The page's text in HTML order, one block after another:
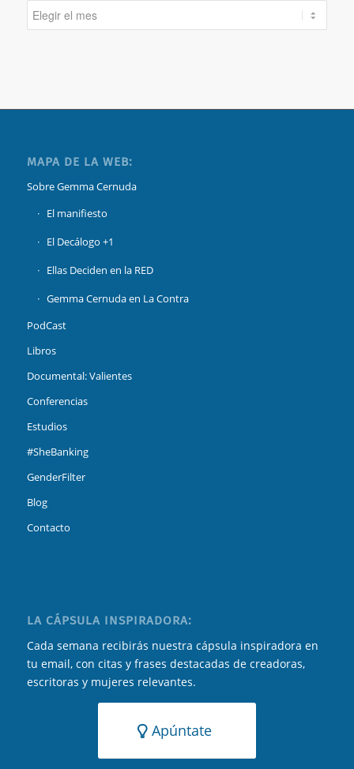
MAPA DE LA WEB:
Sobre Gemma Cernuda
El manifiesto
El Decálogo +1
Ellas Deciden en la RED
Gemma Cernuda en La Contra
PodCast
Libros
Documental: Valientes
Conferencias
Estudios
#SheBanking
GenderFilter
Blog
Contacto
LA CÁPSULA INSPIRADORA:
Cada semana recibirás nuestra cápsula inspiradora en
tu email, con citas y frases destacadas de creadoras,
escritoras y mujeres relevantes.
Apúntate